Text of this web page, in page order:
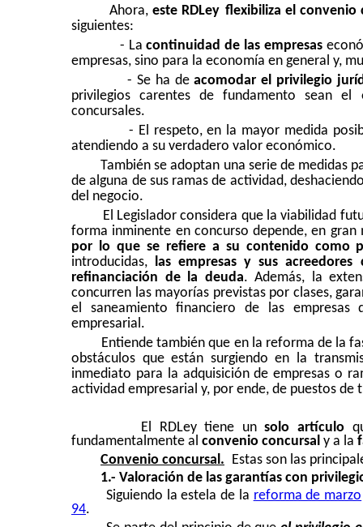
Ahora,este RDLey flexibiliza el convenio
siguientes:
- Lacontinuidad de las empresas
empresas, sino para la economía en general y,
- Se ha deacomodar el privilegio
privilegios carentes de fundamento sean el
concursales.
- El respeto, en la mayor medida
atendiendo a su verdadero valor económico.
También se adoptan una serie de medidas
de alguna de sus ramas de actividad,
del negocio.
El Legislador considera que la viabilidad
forma inminente en concurso depende, en gran
por lo que se refiere a su contenido como
introducidas,
las empresas y sus
refinanciación de la deuda. Además, la
concurren las mayorías previstas por clases,
el saneamiento financiero de las
empresarial.
Entiende también que en la reforma de la
obstáculos que están surgiendo en la
inmediato para la adquisición de empresas o
actividad empresarial y, por ende, de puestos de
El RDLey tiene unsolo artículo
fundamentalmente al convenio concursal y a la
Convenio concursal.
Estas son las
1.- Valoración de las garantías con
Siguiendo la estela de la reforma de marzo
94.